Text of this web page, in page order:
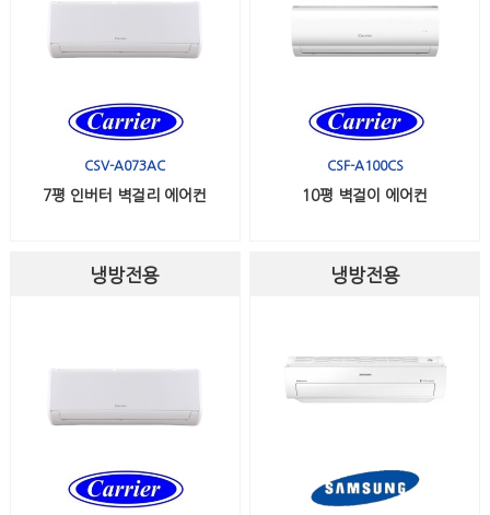
CSV-A073AC
7평 인버터 벽걸리 에어컨
CSF-A100CS
10평 벽걸이 에어컨
냉방전용 냉방전용